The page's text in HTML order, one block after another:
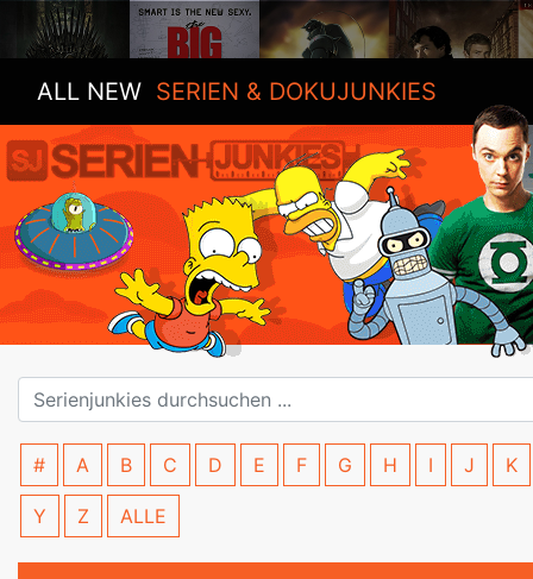
ALL NEW SERIEN & DOKUJUNKIES
# A B C D E F G H I J K
Y Z ALLE